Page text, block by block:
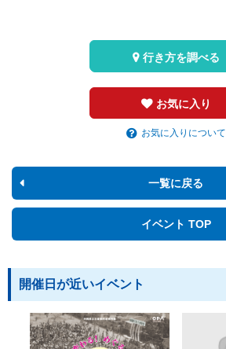
お気に入り
お気に入りについて
行き方を調べる
一覧に戻る
イベント TOP
開催日が近いイベント